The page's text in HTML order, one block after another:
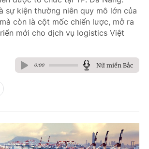
sự kiện thường niên quy mô lớn của
còn là cột mốc chiến lược, mở ra
mới cho dịch vụ logistics Việt
0:00 Nữ miền Bắc